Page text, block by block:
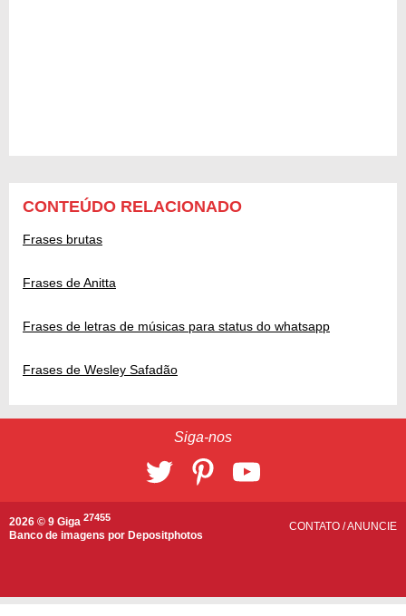
CONTEÚDO RELACIONADO
Frases brutas
Frases de Anitta
Frases de letras de músicas para status do whatsapp
Frases de Wesley Safadão
Siga-nos
2026 © 9 Giga 27455
Banco de imagens por Depositphotos
CONTATO /ANUNCIE